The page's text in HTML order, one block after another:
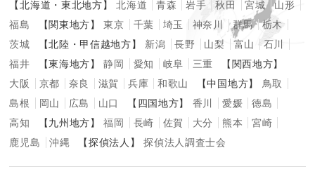
【北海道・東北地方】 北海道 青森 岩手 秋田 宮城
山形
福島
【関東地方】 東京 千葉 埼玉 神奈川 群馬
栃木
茨城
【北陸・甲信越地方】 新潟 長野 山梨 富山
石川
福井
【東海地方】 静岡 愛知 岐阜 三重
【関西地方】
大阪
京都 奈良 滋賀 兵庫 和歌山 【中国地方】
鳥取
島根
岡山 広島 山口 【四国地方】 香川 愛媛
徳島
高知
【九州地方】 福岡 長崎 佐賀 大分 熊本
宮崎
鹿児島
沖縄 【探偵法人】 探偵法人調査士会